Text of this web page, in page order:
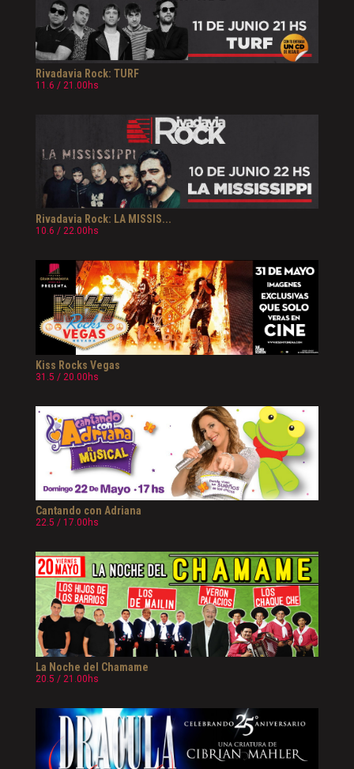
Rivadavia Rock: TURF
11.6 / 21.00hs
Rivadavia Rock: LA MISSIS...
10.6 / 22.00hs
Kiss Rocks Vegas
31.5 / 20.00hs
Cantando con Adriana
22.5 / 17.00hs
La Noche del Chamame
20.5 / 21.00hs